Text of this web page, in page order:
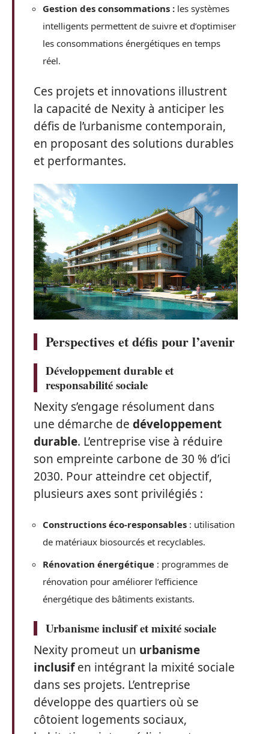
Gestion des consommations : les systèmes
intelligents permettent de suivre et d’optimiser
les consommations énergétiques en temps
réel.
Ces projets et innovations illustrent
la capacité de Nexity à anticiper les
défis de l’urbanisme contemporain,
en proposant des solutions durables
et performantes.
Perspectives et défis pour l’avenir
Développement durable et
responsabilité sociale
Nexity s’engage résolument dans
une démarche de développement
durable. L’entreprise vise à réduire
son empreinte carbone de 30 % d’ici
2030. Pour atteindre cet objectif,
plusieurs axes sont privilégiés :
Constructions éco-responsables : utilisation
de matériaux biosourcés et recyclables.
Rénovation énergétique : programmes de
rénovation pour améliorer l’efficience
énergétique des bâtiments existants.
Urbanisme inclusif et mixité sociale
Nexity promeut un urbanisme
inclusifen intégrant la mixité sociale
dans ses projets. L’entreprise
développe des quartiers où se
côtoient logements sociaux,